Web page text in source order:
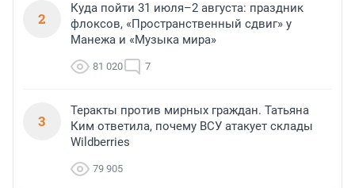
2
Куда пойти 31 июля–2 августа: праздник
флоксов, «Пространственный сдвиг» у
Манежа и «Музыка мира»
81 020 7
3
Теракты против мирных граждан. Татьяна
Ким ответила, почему ВСУ атакует склады
Wildberries
79 905